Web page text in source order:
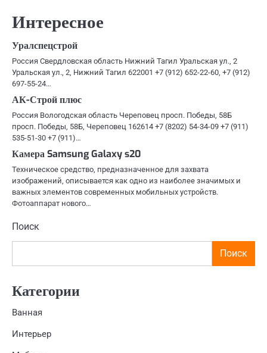
записям
Интересное
Уралспецстрой
Россия Свердловская область Нижний Тагил Уральская ул., 2
Уральская ул., 2, Нижний Тагил 622001 +7 (912) 652-22-60, +7 (912)
697-55-24…
АК-Строй плюс
Россия Вологодская область Череповец просп. Победы, 58Б
просп. Победы, 58Б, Череповец 162614 +7 (8202) 54-34-09 +7 (911)
535-51-30 +7 (911)…
Камера Samsung Galaxy s20
Техническое средство, предназначенное для захвата
изображений, описывается как одно из наиболее значимых и
важных элементов современных мобильных устройств.
Фотоаппарат нового…
Поиск
Поиск
Категории
Ванная
Интерьер